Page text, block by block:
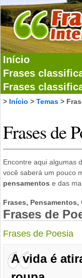
Início
Frases
Frases
> Início > Temas >
Frases de
Encontre aqui algumas
você saberá um pouco
pensamentos e das
Frases,
Frases de
Frases de Poesia
A vida é